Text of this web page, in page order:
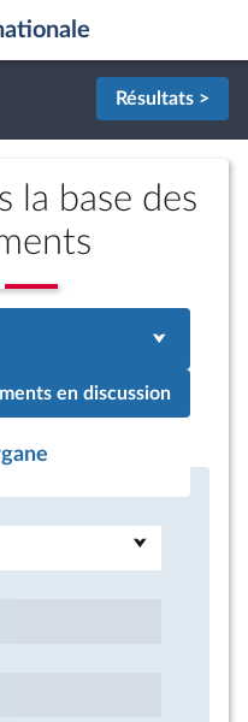
Résultats >
la base des
en discussion